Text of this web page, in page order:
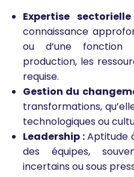
Expertise
connaissance
ou d’une
production, les
requise.
Gestion du
transformations,
technologiques ou
Leadership :Aptitude
des équipes,
incertains ou sous